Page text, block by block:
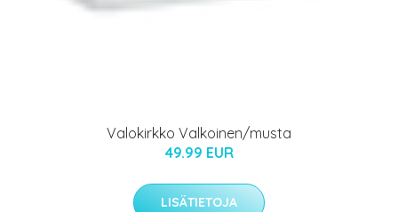
Valokirkko Valkoinen/musta
49.99 EUR
LISÄTIETOJA